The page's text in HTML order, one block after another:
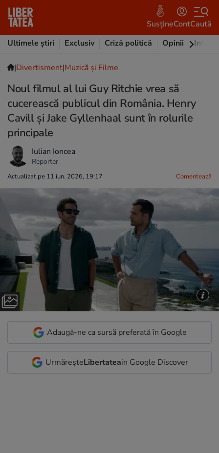
SusțineContCaută
Ultimele știri
Exclusiv Criză politică Opinii
|Divertisment|Muzică și Filme
Noul filmul al lui Guy Ritchie vrea să
cucerească publicul din România. Henry
Cavill și Jake Gyllenhaal sunt în rolurile
principale
Iulian Ioncea
Reporter
Actualizat pe 11 iun. 2026, 19:17 Comentează
Adaugă-ne ca sursă preferată în Google
UrmăreșteLibertateain Google Discover